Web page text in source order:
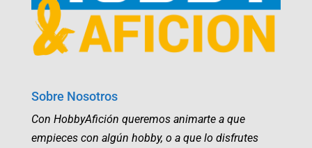
Sobre Nosotros
Con HobbyAfición queremos animarte a que
empieces con algún hobby, o a que lo disfrutes